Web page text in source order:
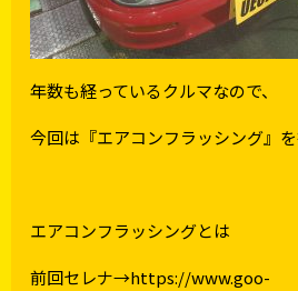
年数も経っているクルマなので、
今回は『エアコンフラッシング』を
エアコンフラッシングとは
前回セレナ→https://www.goo-